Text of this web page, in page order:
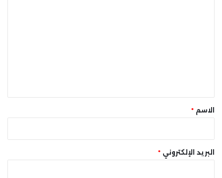
* الاسم *
البريد الإلكتروني *